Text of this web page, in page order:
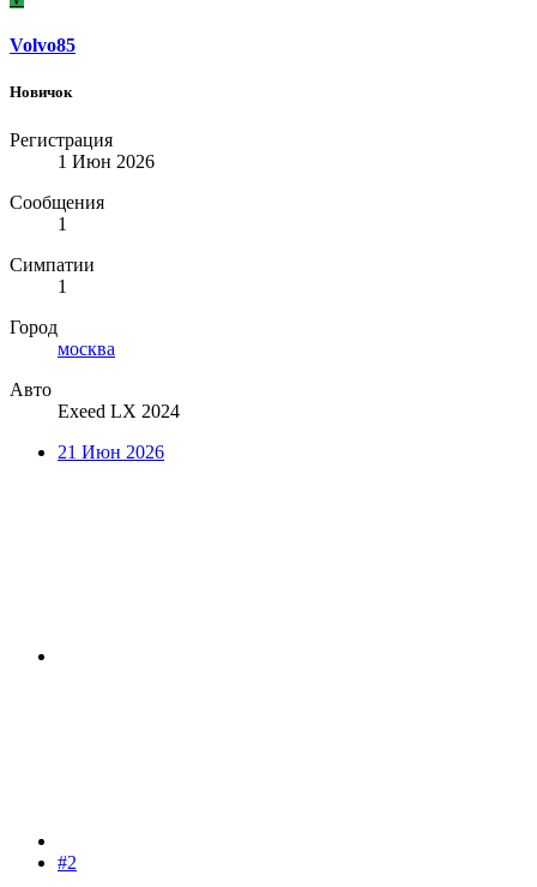
Volvo85
Новичок
Регистрация
1 Июн 2026
Сообщения
1
Симпатии
1
Город
москва
Авто
Exeed LX 2024
21 Июн 2026
#2